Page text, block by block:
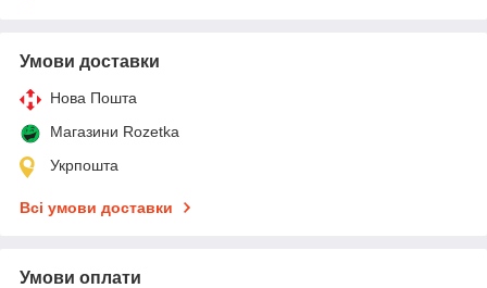
Умови доставки
Нова Пошта
Магазини Rozetka
Укрпошта
Всі умови доставки
Умови оплати